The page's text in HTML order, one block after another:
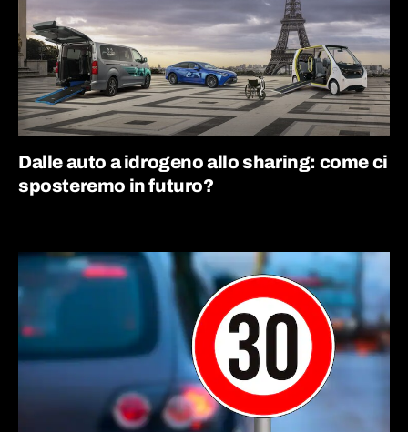
Dalle auto a idrogeno allo sharing: come ci
sposteremo in futuro?